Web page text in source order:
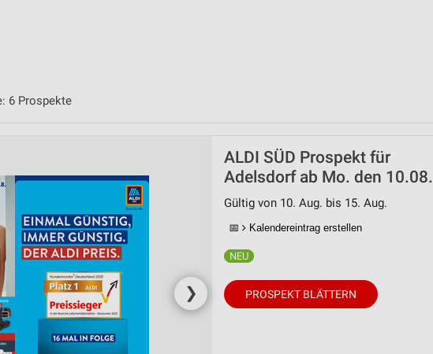
6 Prospekte
❯
ALDI SÜD Prospekt für
Adelsdorf ab Mo. den 10.08.
Gültig von 10. Aug. bis 15. Aug.
📅 Kalendereintrag erstellen
PROSPEKT BLÄTTERN